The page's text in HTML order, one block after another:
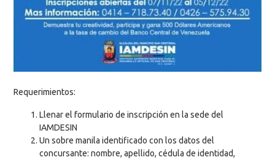
Requerimientos:
Llenar el formulario de inscripción en la sede del
IAMDESIN
Un sobre manila identificado con los datos del
concursante: nombre, apellido, cédula de identidad,